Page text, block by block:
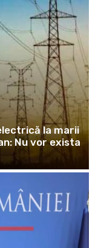
la marii
Nu vor exista